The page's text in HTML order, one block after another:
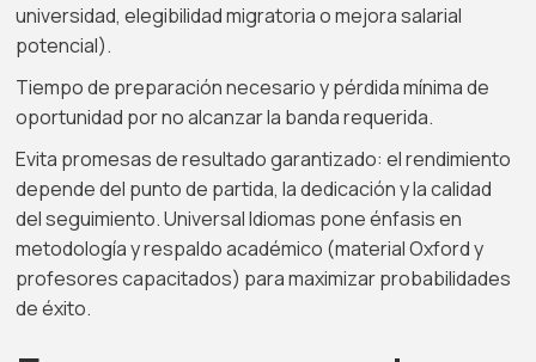
universidad, elegibilidad migratoria o mejora salarial
potencial).
Tiempo de preparación necesario y pérdida mínima de
oportunidad por no alcanzar la banda requerida.
Evita promesas de resultado garantizado: el rendimiento
depende del punto de partida, la dedicación y la calidad
del seguimiento. Universal Idiomas pone énfasis en
metodología y respaldo académico (material Oxford y
profesores capacitados) para maximizar probabilidades
de éxito.